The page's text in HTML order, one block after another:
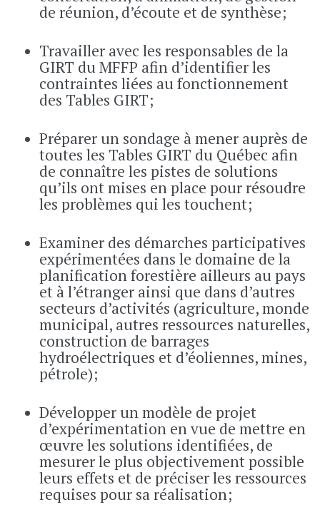
de réunion, d’écoute et de synthèse;
Travailler avec les responsables de la
GIRT du MFFP afin d’identifier les
contraintes liées au fonctionnement
des Tables GIRT;
Préparer un sondage à mener auprès de
toutes les Tables GIRT du Québec afin
de connaître les pistes de solutions
qu’ils ont mises en place pour résoudre
les problèmes qui les touchent;
Examiner des démarches participatives
expérimentées dans le domaine de la
planification forestière ailleurs au pays
et à l’étranger ainsi que dans d’autres
secteurs d’activités (agriculture, monde
municipal, autres ressources naturelles,
construction de barrages
hydroélectriques et d’éoliennes, mines,
pétrole);
Développer un modèle de projet
d’expérimentation en vue de mettre en
œuvre les solutions identifiées, de
mesurer le plus objectivement possible
leurs effets et de préciser les ressources
requises pour sa réalisation;